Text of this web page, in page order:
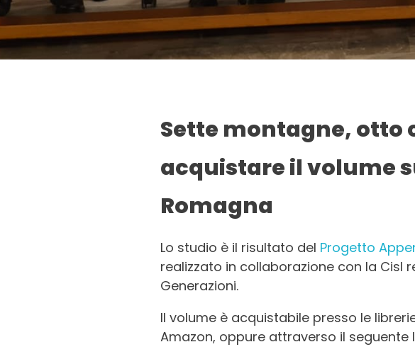
Sette montagne, otto
acquistare il volume
Romagna
Lo studio è il risultato del Progetto
realizzato in collaborazione con la Cisl
Generazioni.
Il volume è acquistabile presso le
Amazon, oppure attraverso il seguente